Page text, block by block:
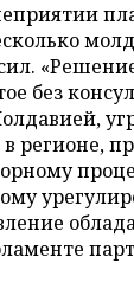
без
в регионе,